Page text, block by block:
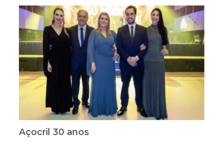
Açocril 30 anos